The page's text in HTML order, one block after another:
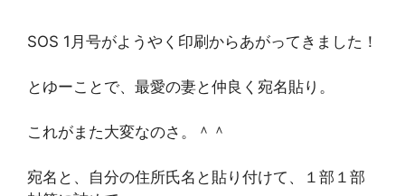
SOS 1月号がようやく印刷からあがってきました！
とゆーことで、最愛の妻と仲良く宛名貼り。
これがまた大変なのさ。＾＾
宛名と、自分の住所氏名と貼り付けて、１部１部